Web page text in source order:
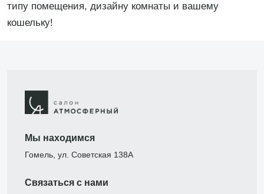
типу помещения, дизайну комнаты и вашему
кошельку!
Мы находимся
Гомель, ул. Советская 138А
Связаться с нами